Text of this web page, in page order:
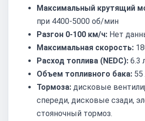
Максимальный крутящий
при 4400-5000 об/мин
Разгон 0-100 км/ч: Нет
Максимальная скорость:
Расход топлива (NEDC): 6.3
Объем топливного бака: 55
Тормоза: дисковые
спереди, дисковые сзади,
стояночный тормоз.